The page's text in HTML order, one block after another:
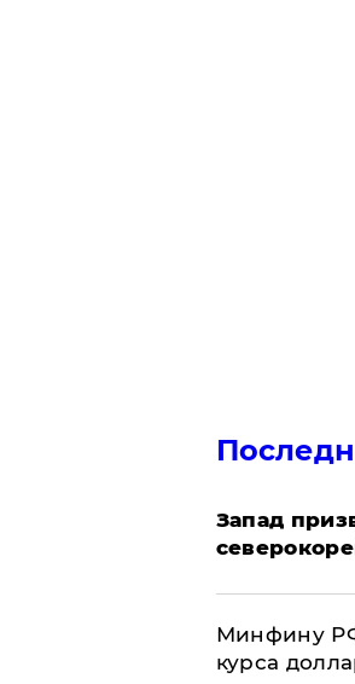
Запад
Минфину
курса